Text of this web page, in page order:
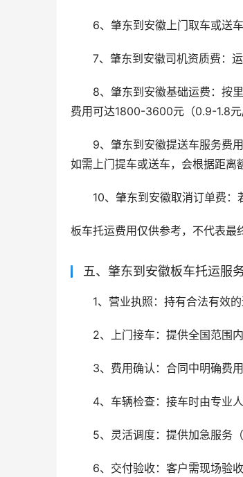
6、肇东到安徽上门取车或送
7、肇东到安徽司机资质费：
8、肇东到安徽基础运费：按
费用可达1800-3600元（0.9-1.8元/
9、肇东到安徽提送车服务费
如需上门提车或送车，会根据距离
10、肇东到安徽取消订单费：
板车托运费用仅供参考，不代表最
五、肇东到安徽板车托运服
1、营业执照：持有合法有效
2、上门接车：提供全国范围
3、费用确认：合同中明确费
4、车辆检查：接车时由专业
5、灵活调度：提供加急服务
6、交付验收：客户需现场验